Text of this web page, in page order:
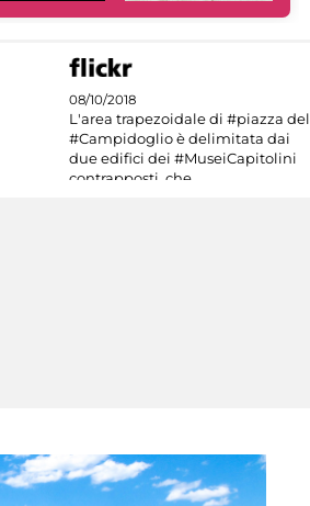
08/10/2018
L'area trapezoidale di #piazza del
#Campidoglio è delimitata dai
due edifici dei #MuseiCapitolini
contrapposti, che